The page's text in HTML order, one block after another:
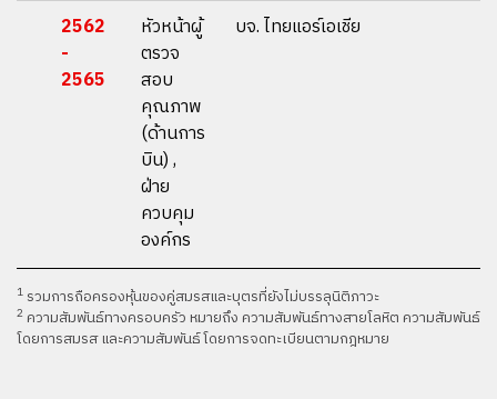
2562
-
2565
หัวหน้าผู้
ตรวจ
สอบ
คุณภาพ
(ด้านการ
บิน) ,
ฝ่าย
ควบคุม
องค์กร
บจ. ไทยแอร์เอเชีย
1 รวมการถือครองหุ้นของคู่สมรสและบุตรที่ยังไม่บรรลุนิติภาวะ
2 ความสัมพันธ์ทางครอบครัว หมายถึง ความสัมพันธ์ทางสายโลหิต ความสัมพันธ์
โดยการสมรส และความสัมพันธ์โดยการจดทะเบียนตามกฎหมาย